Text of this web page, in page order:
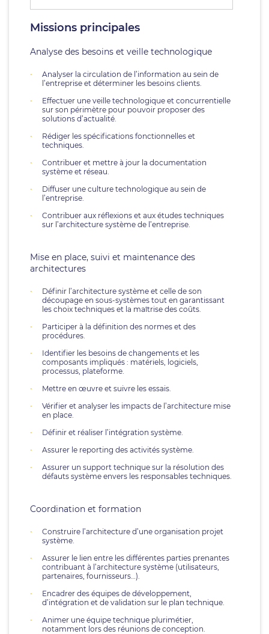
Missions principales
Analyse des besoins et veille technologique
Analyser la circulation de l’information au sein de
l’entreprise et déterminer les besoins clients.
Effectuer une veille technologique et concurrentielle
sur son périmètre pour pouvoir proposer des
solutions d’actualité.
Rédiger les spécifications fonctionnelles et
techniques.
Contribuer et mettre à jour la documentation
système et réseau.
Diffuser une culture technologique au sein de
l’entreprise.
Contribuer aux réflexions et aux études techniques
sur l’architecture système de l’entreprise.
Mise en place, suivi et maintenance des
architectures
Définir l’architecture système et celle de son
découpage en sous-systèmes tout en garantissant
les choix techniques et la maîtrise des coûts.
Participer à la définition des normes et des
procédures.
Identifier les besoins de changements et les
composants impliqués : matériels, logiciels,
processus, plateforme.
Mettre en œuvre et suivre les essais.
Vérifier et analyser les impacts de l’architecture mise
en place.
Définir et réaliser l’intégration système.
Assurer le reporting des activités système.
Assurer un support technique sur la résolution des
défauts système envers les responsables techniques.
Coordination et formation
Construire l’architecture d’une organisation projet
système.
Assurer le lien entre les différentes parties prenantes
contribuant à l’architecture système (utilisateurs,
partenaires, fournisseurs…).
Encadrer des équipes de développement,
d’intégration et de validation sur le plan technique.
Animer une équipe technique plurimétier,
notamment lors des réunions de conception.